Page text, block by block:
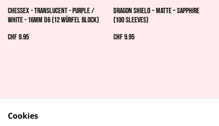
Chessex - Translucent - Purple /
white - 16mm d6 (12 Würfel Block)
CHF 9.95
Dragon Shield – Matte – Sapphire
(100 Sleeves)
CHF 9.95
Cookies